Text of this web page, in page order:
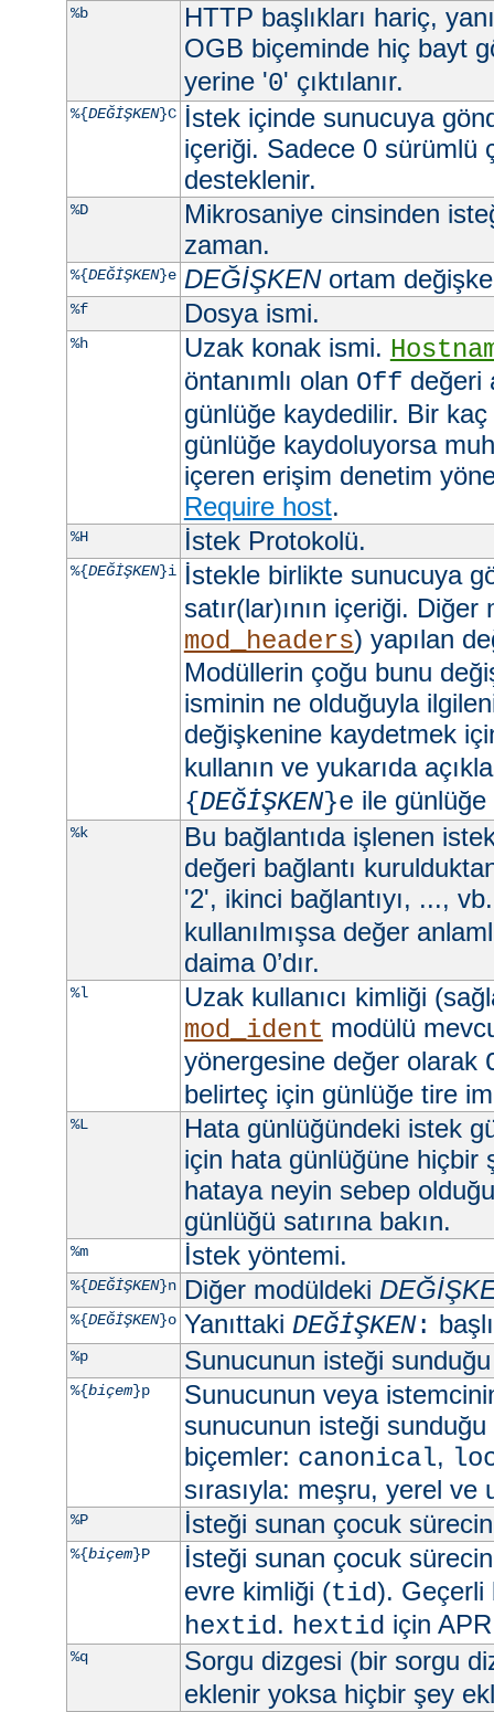
%b
HTTP başlıkları hariç,
OGB biçeminde hiç bayt
yerine '0' çıktılanır.
%{DEĞİŞKEN}C İstek içinde sunucuya
içeriği. Sadece 0 sürümlü
desteklenir.
%D
Mikrosaniye cinsinden
zaman.
%{DEĞİŞKEN}e DEĞİŞKENortam
%f Dosya ismi.
%h Uzak konak ismi.
öntanımlı olan Off değeri
günlüğe kaydedilir. Bir
günlüğe kaydoluyorsa
içeren erişim denetim
Require host.
%H İstek Protokolü.
%{DEĞİŞKEN}i İstekle birlikte sunucuya
satır(lar)ının içeriği.
mod_headers) yapılan
Modüllerin çoğu bunu
isminin ne olduğuyla
değişkenine kaydetmek
kullanın ve yukarıda
{DEĞİŞKEN}e ile
%k
Bu bağlantıda işlenen
değeri bağlantı
'2', ikinci bağlantıyı, ...,
kullanılmışsa değer
daima 0’dır.
%l
Uzak kullanıcı kimliği
mod_ident modülü
yönergesine değer olarak
belirteç için günlüğe tire
%L
Hata günlüğündeki istek
için hata günlüğüne hiçbir
hataya neyin sebep
günlüğü satırına bakın.
%m İstek yöntemi.
%{DEĞİŞKEN}n Diğer modüldeki
%{DEĞİŞKEN}o Yanıttaki DEĞİŞKEN:
%p Sunucunun isteği
%{biçem}p
Sunucunun veya
sunucunun isteği
biçemler: canonical,
sırasıyla: meşru, yerel ve
%P İsteği sunan çocuk
%{biçem}P
İsteği sunan çocuk
evre kimliği (tid).
hextid. hextid için
%q
Sorgu dizgesi (bir sorgu
eklenir yoksa hiçbir şey